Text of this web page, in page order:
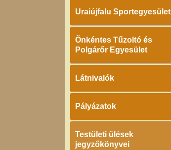
Uraiújfalu Sportegyesület
Önkéntes Tűzoltó és
Polgárőr Egyesület
Látnivalók
Pályázatok
Testületi ülések
jegyzőkönyvei